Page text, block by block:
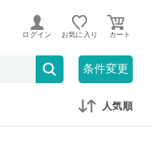
ログイン お気に入り
条件変更
セール対象のみ
人気順